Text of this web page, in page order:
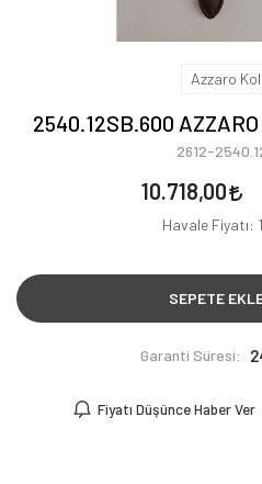
Azzaro
2540.12SB.600
2612-
10.718,00
Havale Fiyatı:
SEPETE
Garanti Süresi:
Fiyatı Düşünce Haber Ver